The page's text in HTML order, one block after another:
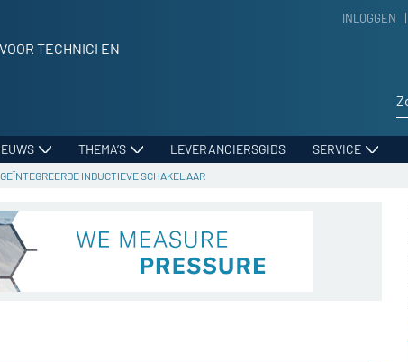
TECHNICI EN
INLOGGEN
THEMA’S LEVERANCIERSGIDS SERVICE
GEÏNTEGREERDE INDUCTIEVE SCHAKELAAR